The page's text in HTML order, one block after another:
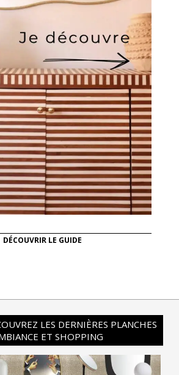
DÉCOUVRIR LE GUIDE
LES DERNIÈRES PLANCHES
ET SHOPPING